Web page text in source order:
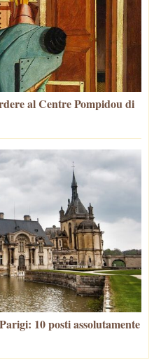
al Centre Pompidou di
10 posti assolutamente